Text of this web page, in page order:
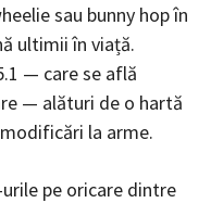
sau bunny hop în
ultimii în viață.
— care se află
— alături de o hartă
la arme.
pe oricare dintre